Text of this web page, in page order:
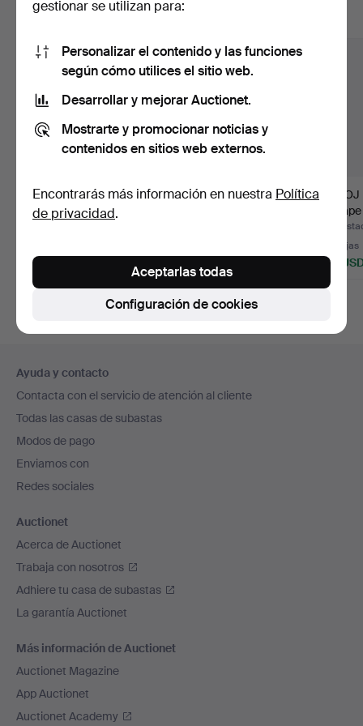
RELOJ DE BOLSILLO,
SAVONETTE, oro de
3.966 USD
RELOJ DE BOLSILLO, 2
Caja…
21 pujas
141
en
el
pie
de
página
Ayuda y contacto
Contacta con el servicio de atención al cliente
Todas las casas de subastas
Modos de pago
Enviamos con
Redes sociales
Auctionet
Acerca de Auctionet
Trabaja con nosotros
Adhiere tu casa de subastas
La garantía Auctionet
Más información de Auctionet
Auctionet Magazine
App Auctionet
Auctionet Academy
gestionar se utilizan para:
Personalizar el contenido y las funciones
según cómo utilices el sitio web.
Desarrollar y mejorar Auctionet.
Mostrarte y promocionar noticias y
contenidos en sitios web externos.
Encontrarás más información en nuestra Política
de privacidad.
Configuración de cookies
Aceptarlas todas